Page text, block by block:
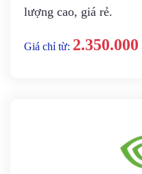
lượng cao, giá rẻ.
Giá chỉ từ: 2.350.000